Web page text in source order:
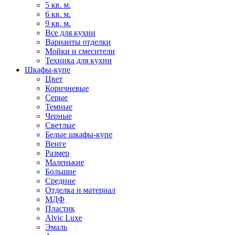
5 кв. м.
6 кв. м.
9 кв. м.
Все для кухни
Варианты отделки
Мойки и смесители
Техника для кухни
Шкафы-купе
Цвет
Коричневые
Серые
Темные
Черные
Светлые
Белые шкафы-купе
Венге
Размер
Маленькие
Большие
Средние
Отделка и материал
МДФ
Пластик
Alvic Luxe
Эмаль